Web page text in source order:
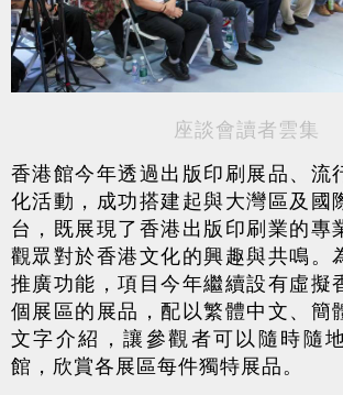
座談會讀者雲集
香港館今年透過出版印刷展品、流
化活動，成功搭建起與大灣區及國
台，既展現了香港出版印刷業的專
觀眾對於香港文化的興趣與共鳴。
推廣功能，項目今年繼續設有虛擬
個展區的展品，配以繁體中文、簡
文字介紹，讓參觀者可以隨時隨
館，欣賞各展區每件獨特展品。